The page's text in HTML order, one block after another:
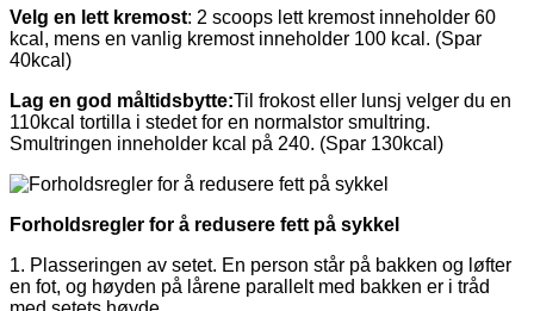
Velg en lett kremost: 2 scoops lett kremost inneholder 60
kcal, mens en vanlig kremost inneholder 100 kcal. (Spar
40kcal)
Lag en god måltidsbytte:Til frokost eller lunsj velger du en
110kcal tortilla i stedet for en normalstor smultring.
Smultringen inneholder kcal på 240. (Spar 130kcal)
Forholdsregler for å redusere fett på sykkel
1. Plasseringen av setet. En person står på bakken og løfter
en fot, og høyden på lårene parallelt med bakken er i tråd